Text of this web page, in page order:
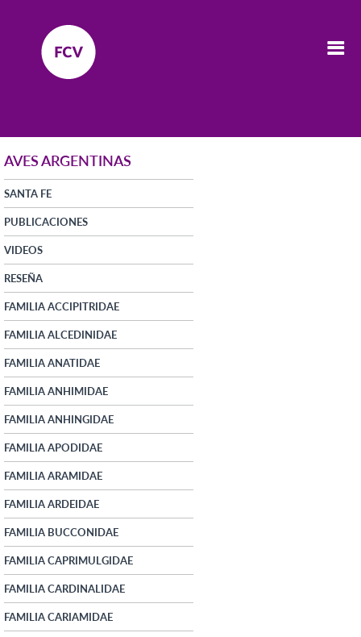
AVES ARGENTINAS
SANTA FE
PUBLICACIONES
VIDEOS
RESEÑA
FAMILIA ACCIPITRIDAE
FAMILIA ALCEDINIDAE
FAMILIA ANATIDAE
FAMILIA ANHIMIDAE
FAMILIA ANHINGIDAE
FAMILIA APODIDAE
FAMILIA ARAMIDAE
FAMILIA ARDEIDAE
FAMILIA BUCCONIDAE
FAMILIA CAPRIMULGIDAE
FAMILIA CARDINALIDAE
FAMILIA CARIAMIDAE